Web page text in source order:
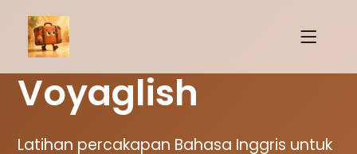
Voyaglish
Latihan percakapan Bahasa Inggris untuk